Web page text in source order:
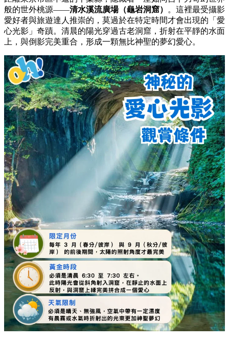
般的世外桃源——清水溪流廣場（龜岩洞窟） 。這裡最受攝影
愛好者與旅遊達人推崇的，莫過於在特定時間才會出現的「愛
心光影」奇蹟。清晨的陽光穿過古老洞窟，折射在平靜的水面
上，與倒影完美重合，形成一顆無比神聖的夢幻愛心。